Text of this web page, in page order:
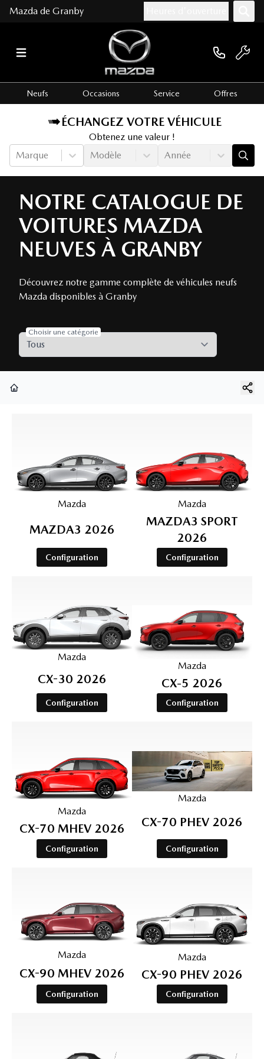
Mazda de Granby
Neufs Occasions Service Offres
ÉCHANGEZ VOTRE VÉHICULE
Obtenez une valeur !
Marque
Modèle Année
NOTRE CATALOGUE DE
VOITURES MAZDA
NEUVES À GRANBY
Découvrez notre gamme complète de véhicules neufs
Mazda disponibles à Granby
Choisir une catégorie
Mazda
MAZDA3 2026
Configuration
Mazda
MAZDA3 SPORT
2026
Configuration
Mazda
CX-30 2026
Configuration
Mazda
CX‑5 2026
Configuration
Mazda
CX-70 MHEV 2026
Configuration
Mazda
CX-70 PHEV 2026
Configuration
Mazda
CX-90 MHEV 2026
Configuration
Mazda
CX-90 PHEV 2026
Configuration